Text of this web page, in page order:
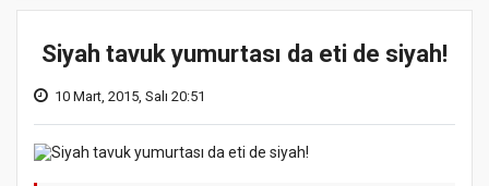
Siyah tavuk yumurtası da eti de siyah!
10 Mart, 2015, Salı 20:51